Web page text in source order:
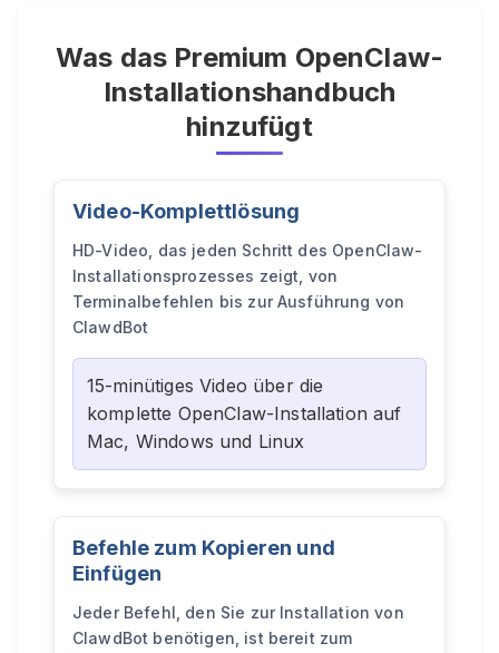
Was das Premium OpenClaw-
Installationshandbuch
hinzufügt
Video-Komplettlösung
HD-Video, das jeden Schritt des OpenClaw-
Installationsprozesses zeigt, von
Terminalbefehlen bis zur Ausführung von
ClawdBot
15-minütiges Video über die
komplette OpenClaw-Installation auf
Mac, Windows und Linux
Befehle zum Kopieren und
Einfügen
Jeder Befehl, den Sie zur Installation von
ClawdBot benötigen, ist bereit zum